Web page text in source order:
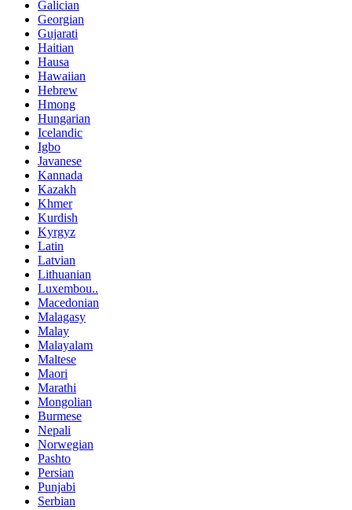
Galician
Georgian
Gujarati
Haitian
Hausa
Hawaiian
Hebrew
Hmong
Hungarian
Icelandic
Igbo
Javanese
Kannada
Kazakh
Khmer
Kurdish
Kyrgyz
Latin
Latvian
Lithuanian
Luxembou..
Macedonian
Malagasy
Malay
Malayalam
Maltese
Maori
Marathi
Mongolian
Burmese
Nepali
Norwegian
Pashto
Persian
Punjabi
Serbian